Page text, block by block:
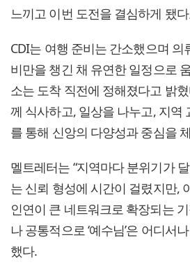
느끼고 이번 도전을 결심하게 됐
CDI는 여행 준비는 간소했으며 의
비만을 챙긴 채 유연한 일정으로
소는 도착 직전에 정해졌다고 밝
께 식사하고, 일상을 나누고, 지역
를 통해 신앙의 다양성과 중심을
멜트레터는 “지역마다 분위기가
는 신뢰 형성에 시간이 걸렸지만,
인연이 큰 네트워크로 확장되는
나 공통적으로 ‘예수님’은 어디서
했다.